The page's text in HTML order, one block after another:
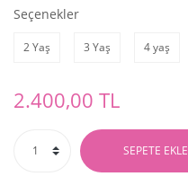
Seçenekler
2 Yaş 3 Yaş 4 yaş
2.400,00 TL
SEPETE EKLE